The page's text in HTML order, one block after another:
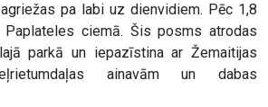
pa labi uz dienvidiem. Pēc 1,8
Paplateles ciemā. Šis posms atrodas
parkā un iepazīstina ar Žemaitijas
ainavām un dabas